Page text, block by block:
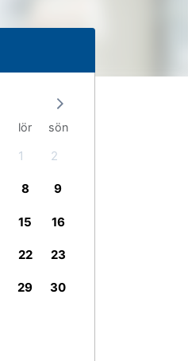
lör sön
1 2
8 9
15 16
22 23
29 30